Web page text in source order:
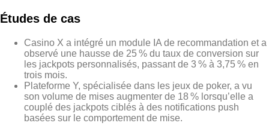
Études de cas
Casino X a intégré un module IA de recommandation et a
observé une hausse de 25 % du taux de conversion sur
les jackpots personnalisés, passant de 3 % à 3,75 % en
trois mois.
Plateforme Y, spécialisée dans les jeux de poker, a vu
son volume de mises augmenter de 18 % lorsqu’elle a
couplé des jackpots ciblés à des notifications push
basées sur le comportement de mise.